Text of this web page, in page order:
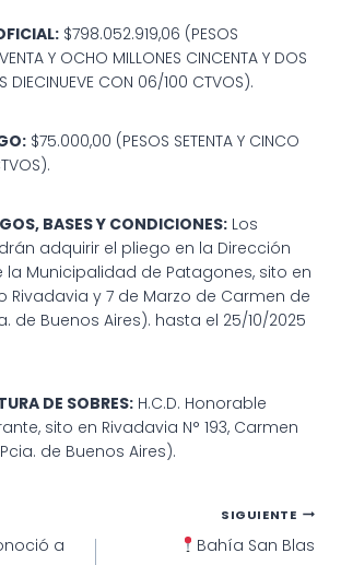
$798.052.919,06 (PESOS
Y OCHO MILLONES CINCENTA Y DOS
DIECINUEVE CON 06/100 CTVOS).
$75.000,00 (PESOS SETENTA Y CINCO
BASES Y CONDICIONES: Los
adquirir el pliego en la Dirección
Municipalidad de Patagones, sito en
Rivadavia y 7 de Marzo de Carmen de
de Buenos Aires). hasta el 25/10/2025
DE SOBRES: H.C.D. Honorable
sito en Rivadavia N° 193, Carmen
de Buenos Aires).
a
SIGUIENTE
Bahía San Blas